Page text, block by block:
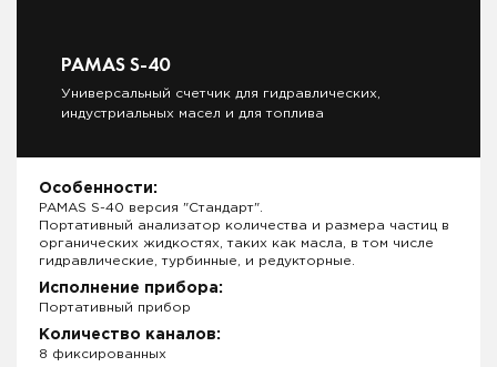
PAMAS S-40
Универсальный счетчик для гидравлических,
индустриальных масел и для топлива
Особенности:
PAMAS S-40 версия "Стандарт".
Портативный анализатор количества и размера частиц в
органических жидкостях, таких как масла, в том числе
гидравлические, турбинные, и редукторные.
Исполнение прибора:
Портативный прибор
Количество каналов:
8 фиксированных